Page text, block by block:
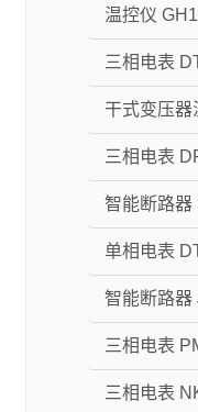
温控仪
三相电表
干式变压器
三相电表
智能断路器
单相电表
智能断路器
三相电表
三相电表